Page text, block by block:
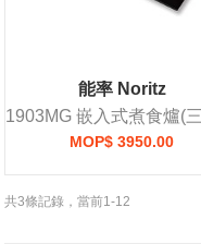
能率 Noritz
MOP$ 3950.00
共3條記錄，當前1-12